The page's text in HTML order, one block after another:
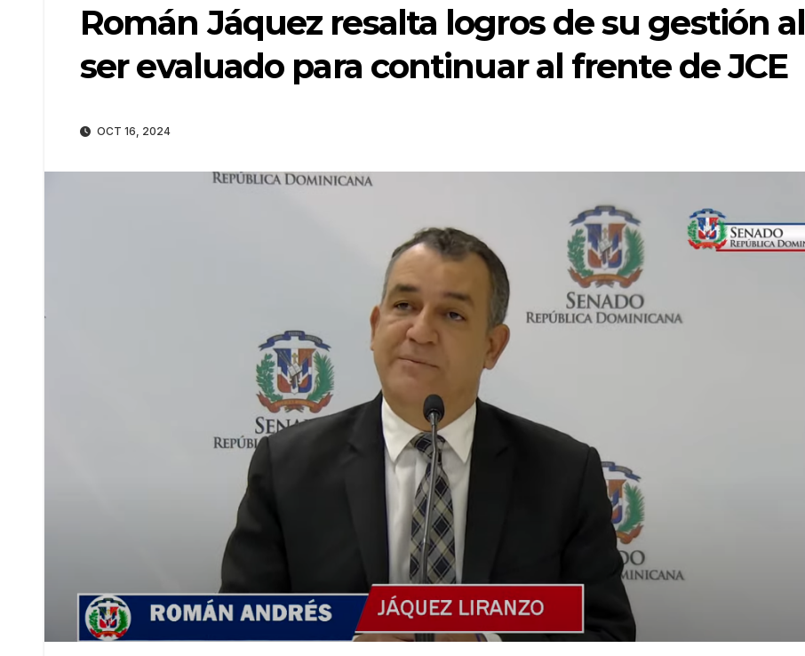
Román Jáquez resalta logros de su gestión al
ser evaluado para continuar al frente de JCE
OCT 16, 2024